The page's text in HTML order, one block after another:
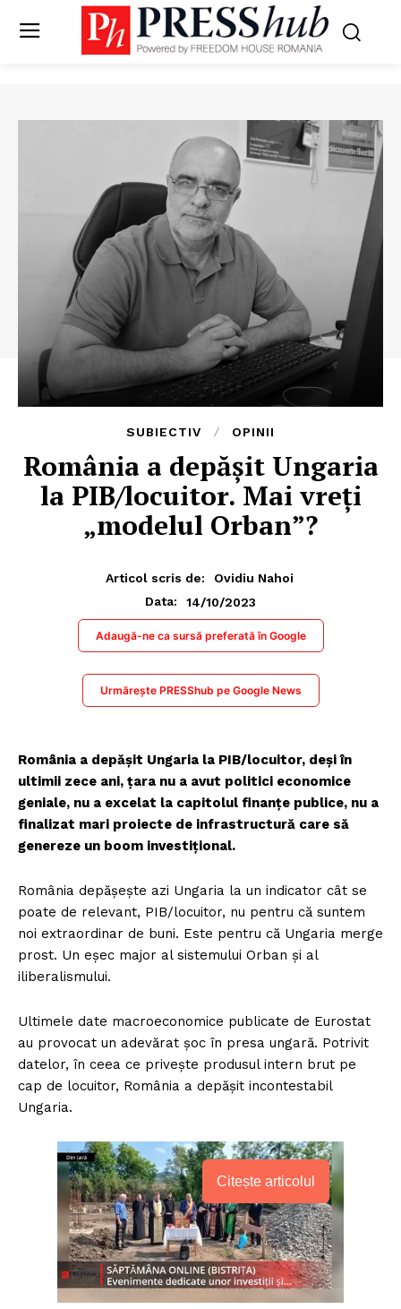
SUBIECTIV OPINII
România a depășit Ungaria
la PIB/locuitor. Mai vreți
„modelul Orban”?
Articol scris de:
Ovidiu Nahoi
Data:
14/10/2023
Adaugă-ne ca sursă preferată în Google
Urmărește PRESShub pe Google News
România a depășit Ungaria la PIB/locuitor, deși în
ultimii zece ani, țara nu a avut politici economice
geniale, nu a excelat la capitolul finanțe publice, nu a
finalizat mari proiecte de infrastructură care să
genereze un boom investițional.
România depășește azi Ungaria la un indicator cât se
poate de relevant, PIB/locuitor, nu pentru că suntem
noi extraordinar de buni. Este pentru că Ungaria merge
prost. Un eșec major al sistemului Orban și al
iliberalismului.
Ultimele date macroeconomice publicate de Eurostat
au provocat un adevărat șoc în presa ungară. Potrivit
datelor, în ceea ce privește produsul intern brut pe
cap de locuitor, România a depășit incontestabil
Ungaria.
Citește articolul